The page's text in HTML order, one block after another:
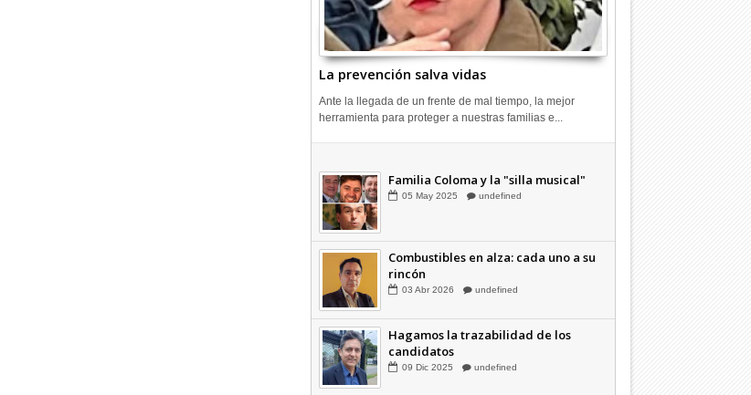
La prevención salva vidas
Ante la llegada de un frente de mal tiempo, la mejor
herramienta para proteger a nuestras familias e...
rincón
03 Abr 2026 undefined
May 2025 undefined
rincón
Abr 2026